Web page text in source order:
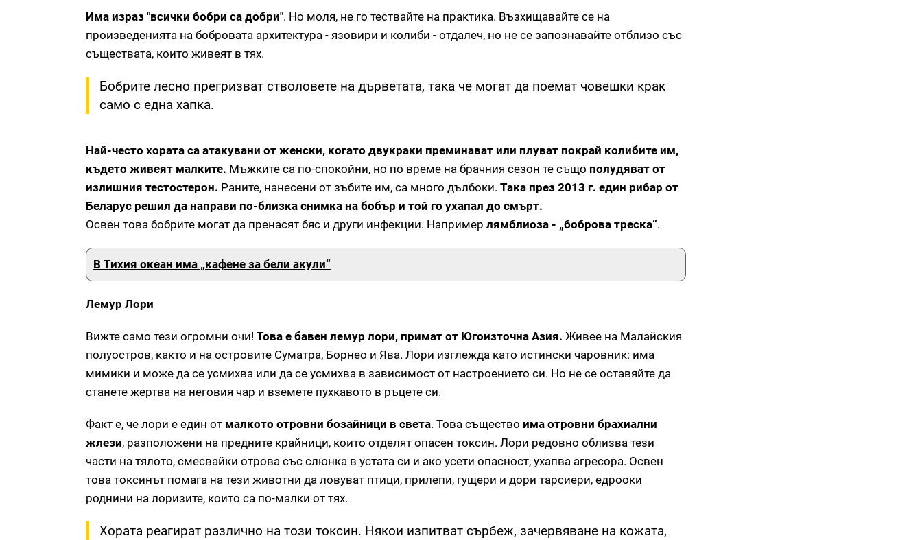
Има израз "всички бобри са добри". Но моля, не го тествайте на практика. Възхищавайте се на
произведенията на бобровата архитектура - язовири и колиби - отдалеч, но не се запознавайте отблизо със
съществата, които живеят в тях.
Бобрите лесно прегризват стволовете на дърветата, така че могат да поемат човешки крак
само с една хапка.
Най-често хората са атакувани от женски, когато двукраки преминават или плуват покрай колибите им,
където живеят малките. Мъжките са по-спокойни, но по време на брачния сезон те също полудяват от
излишния тестостерон. Раните, нанесени от зъбите им, са много дълбоки. Така през 2013 г. един рибар от
Беларус решил да направи по-близка снимка на бобър и той го ухапал до смърт.
Освен това бобрите могат да пренасят бяс и други инфекции. Например лямблиоза - „боброва треска“.
В Тихия океан има „кафене за бели акули“
Лемур Лори
Вижте само тези огромни очи! Това е бавен лемур лори, примат от Югоизточна Азия. Живее на Малайския
полуостров, както и на островите Суматра, Борнео и Ява. Лори изглежда като истински чаровник: има
мимики и може да се усмихва или да се усмихва в зависимост от настроението си. Но не се оставяйте да
станете жертва на неговия чар и вземете пухкавото в ръцете си.
Факт е, че лори е един от малкото отровни бозайници в света. Това същество има отровни брахиални
жлези, разположени на предните крайници, които отделят опасен токсин. Лори редовно облизва тези
части на тялото, смесвайки отрова със слюнка в устата си и ако усети опасност, ухапва агресора. Освен
това токсинът помага на тези животни да ловуват птици, прилепи, гущери и дори тарсиери, едрооки
роднини на лоризите, които са по-малки от тях.
Хората реагират различно на този токсин. Някои изпитват сърбеж, зачервяване на кожата,